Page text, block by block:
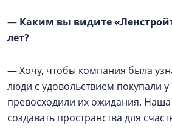
— Каким вы видите
лет?
— Хочу, чтобы компания была
люди с удовольствием покупали
превосходили их ожидания.
создавать пространства для